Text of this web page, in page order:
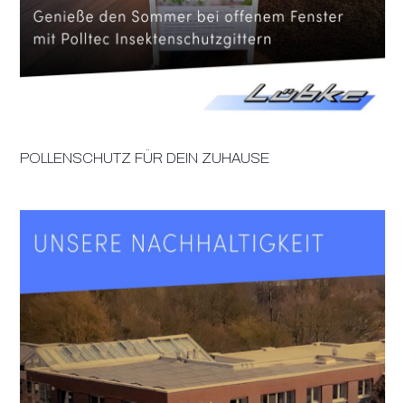
POLLENSCHUTZ FÜR DEIN ZUHAUSE